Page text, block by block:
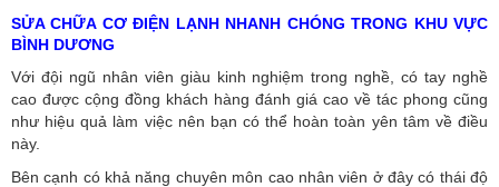
SỬA CHỮA CƠ ĐIỆN LẠNH NHANH CHÓNG TRONG KHU VỰC
BÌNH DƯƠNG
Với đội ngũ nhân viên giàu kinh nghiệm trong nghề, có tay nghề
cao được cộng đồng khách hàng đánh giá cao về tác phong cũng
như hiệu quả làm việc nên bạn có thể hoàn toàn yên tâm về điều
này.
Bên cạnh có khả năng chuyên môn cao nhân viên ở đây có thái độ